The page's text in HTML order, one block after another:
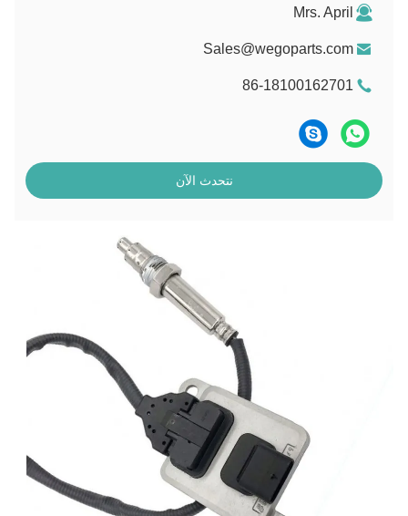
Mrs. April
Sales@wegoparts.com
86-18100162701
نتحدث الآن